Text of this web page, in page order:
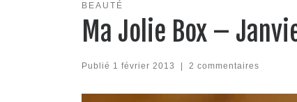
BEAUTÉ
Ma Jolie Box –
Publié 1 février 2013 2 commentaires